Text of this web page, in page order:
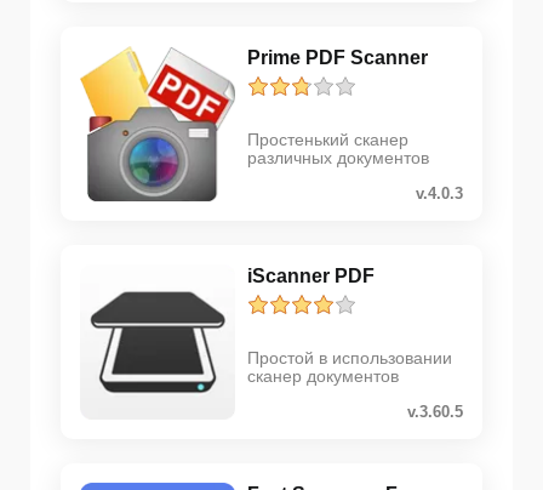
Prime PDF Scanner
Простенький сканер
различных документов
v.4.0.3
iScanner PDF
Простой в использовании
сканер документов
v.3.60.5